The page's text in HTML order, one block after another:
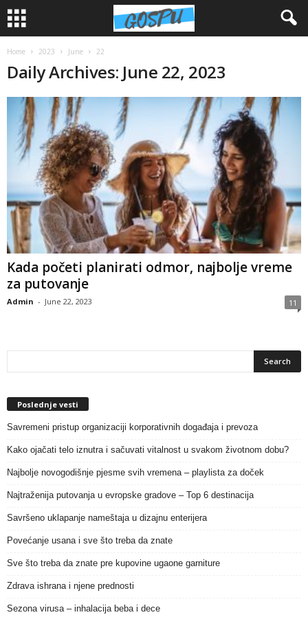
Home 2023 June 22
Daily Archives: June 22, 2023
Kada početi planirati odmor, najbolje vreme
za putovanje
Admin - June 22, 2023 11
Poslednje vesti
Savremeni pristup organizaciji korporativnih događaja i prevoza
Kako ojačati telo iznutra i sačuvati vitalnost u svakom životnom dobu?
Najbolje novogodišnje pjesme svih vremena – playlista za doček
Najtraženija putovanja u evropske gradove – Top 6 destinacija
Savršeno uklapanje nameštaja u dizajnu enterijera
Povećanje usana i sve što treba da znate
Sve što treba da znate pre kupovine ugaone garniture
Zdrava ishrana i njene prednosti
Sezona virusa – inhalacija beba i dece